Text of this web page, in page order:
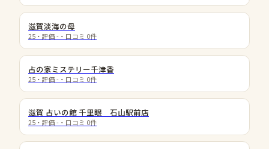
滋賀淡海の母
25 ・評価 - ・口コミ 0件
占の家ミステリー千津香
25 ・評価 - ・口コミ 0件
滋賀 占いの館 千里眼 石山駅前店
25 ・評価 - ・口コミ 0件